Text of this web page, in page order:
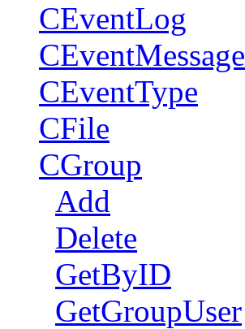
CEventLog
CEventMessage
CEventType
CFile
CGroup
Add
Delete
GetByID
GetGroupUser